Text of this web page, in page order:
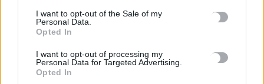
I want to opt-out of the Sale of my
Personal Data.
Opted In
I want to opt-out of processing my
Personal Data for Targeted Advertising.
Opted In
Ελικόπτερο προσγειώθηκε στο Σαρακήνικο της Μήλου, για να
κάνουν μπάνιο οι επιβάτες του
Στο «κόκκινο» η Μέση Ανατολή: Οι Χούθι χτύπησαν